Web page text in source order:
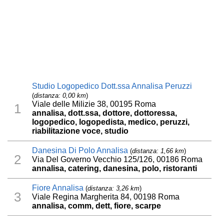
1
Studio Logopedico Dott.ssa Annalisa Peruzzi
(distanza: 0,00 km)
Viale delle Milizie 38, 00195 Roma
annalisa, dott.ssa, dottore, dottoressa,
logopedico, logopedista, medico, peruzzi,
riabilitazione voce, studio
2
Danesina Di Polo Annalisa (distanza: 1,66 km)
Via Del Governo Vecchio 125/126, 00186 Roma
annalisa, catering, danesina, polo, ristoranti
3
Fiore Annalisa (distanza: 3,26 km)
Viale Regina Margherita 84, 00198 Roma
annalisa, comm, dett, fiore, scarpe